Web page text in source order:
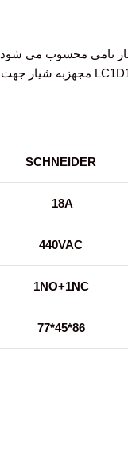
نامی محسوب می شود و
SCHNEIDER
18A
440VAC
1NO+1NC
86
*
45
*
77